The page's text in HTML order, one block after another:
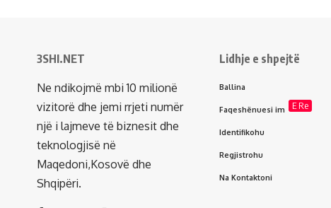
3SHI.NET
Ne ndikojmë mbi 10 milionë
vizitorë dhe jemi rrjeti numër
një i lajmeve të biznesit dhe
teknologjisë në
Maqedoni,Kosovë dhe
Shqipëri.
Lidhje e shpejtë
Ballina
Faqeshënuesi im E Re
Identifikohu
Regjistrohu
Na Kontaktoni